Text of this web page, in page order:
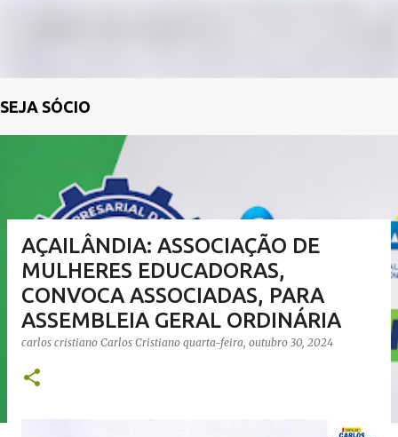
SEJA SÓCIO
AÇAILÂNDIA: ASSOCIAÇÃO DE
MULHERES EDUCADORAS,
CONVOCA ASSOCIADAS, PARA
ASSEMBLEIA GERAL ORDINÁRIA
carlos cristiano Carlos Cristiano quarta-feira, outubro 30, 2024